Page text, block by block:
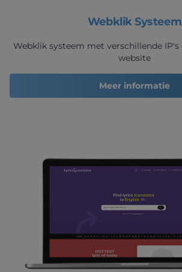
Webklik Systeem
Webklik systeem met verschillende IP's
website
Meer informatie